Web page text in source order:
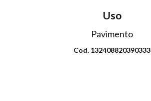
Uso
Pavimento
Cod. 132408820390333